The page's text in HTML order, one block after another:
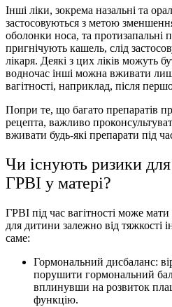
Інші ліки, зокрема назальні та
застосовуються з метою
оболонки носа, та протизапальні
пригнічують кашель, слід
лікаря. Деякі з цих ліків можуть
водночас інші можна вживати
вагітності, наприклад, після
Попри те, що багато препаратiв
рецепта, важливо
вживати будь-які препарати під
Чи існують ризики
ГРВІ у матері?
ГРВІ під час вагітності може
для дитини залежно від тяжкості
саме:
Гормональний дисбаланс:
порушити гормональний
вплинувши на розвиток
функцію.